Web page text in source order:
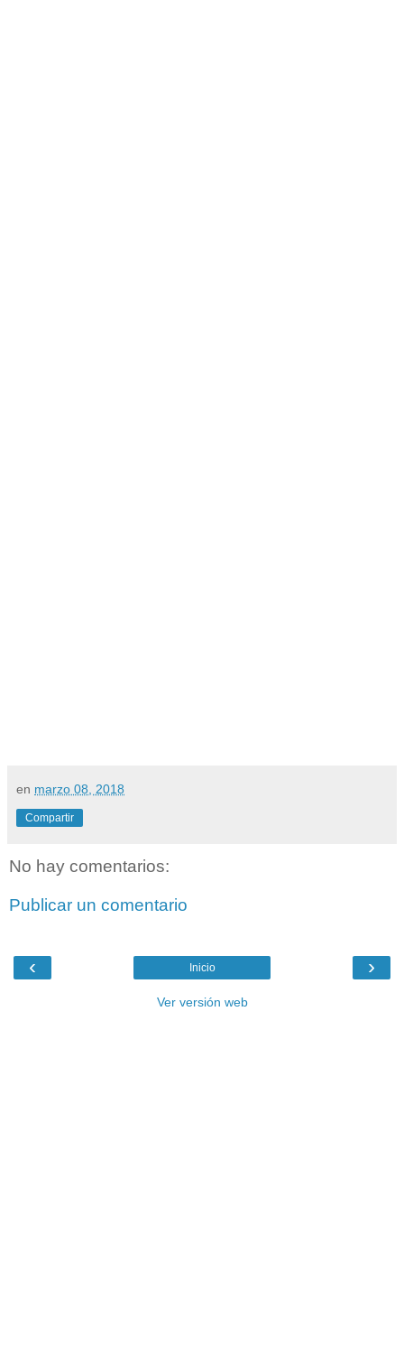
en marzo 08, 2018
Compartir
No hay comentarios:
Publicar un comentario
‹ ›
Inicio
Ver versión web